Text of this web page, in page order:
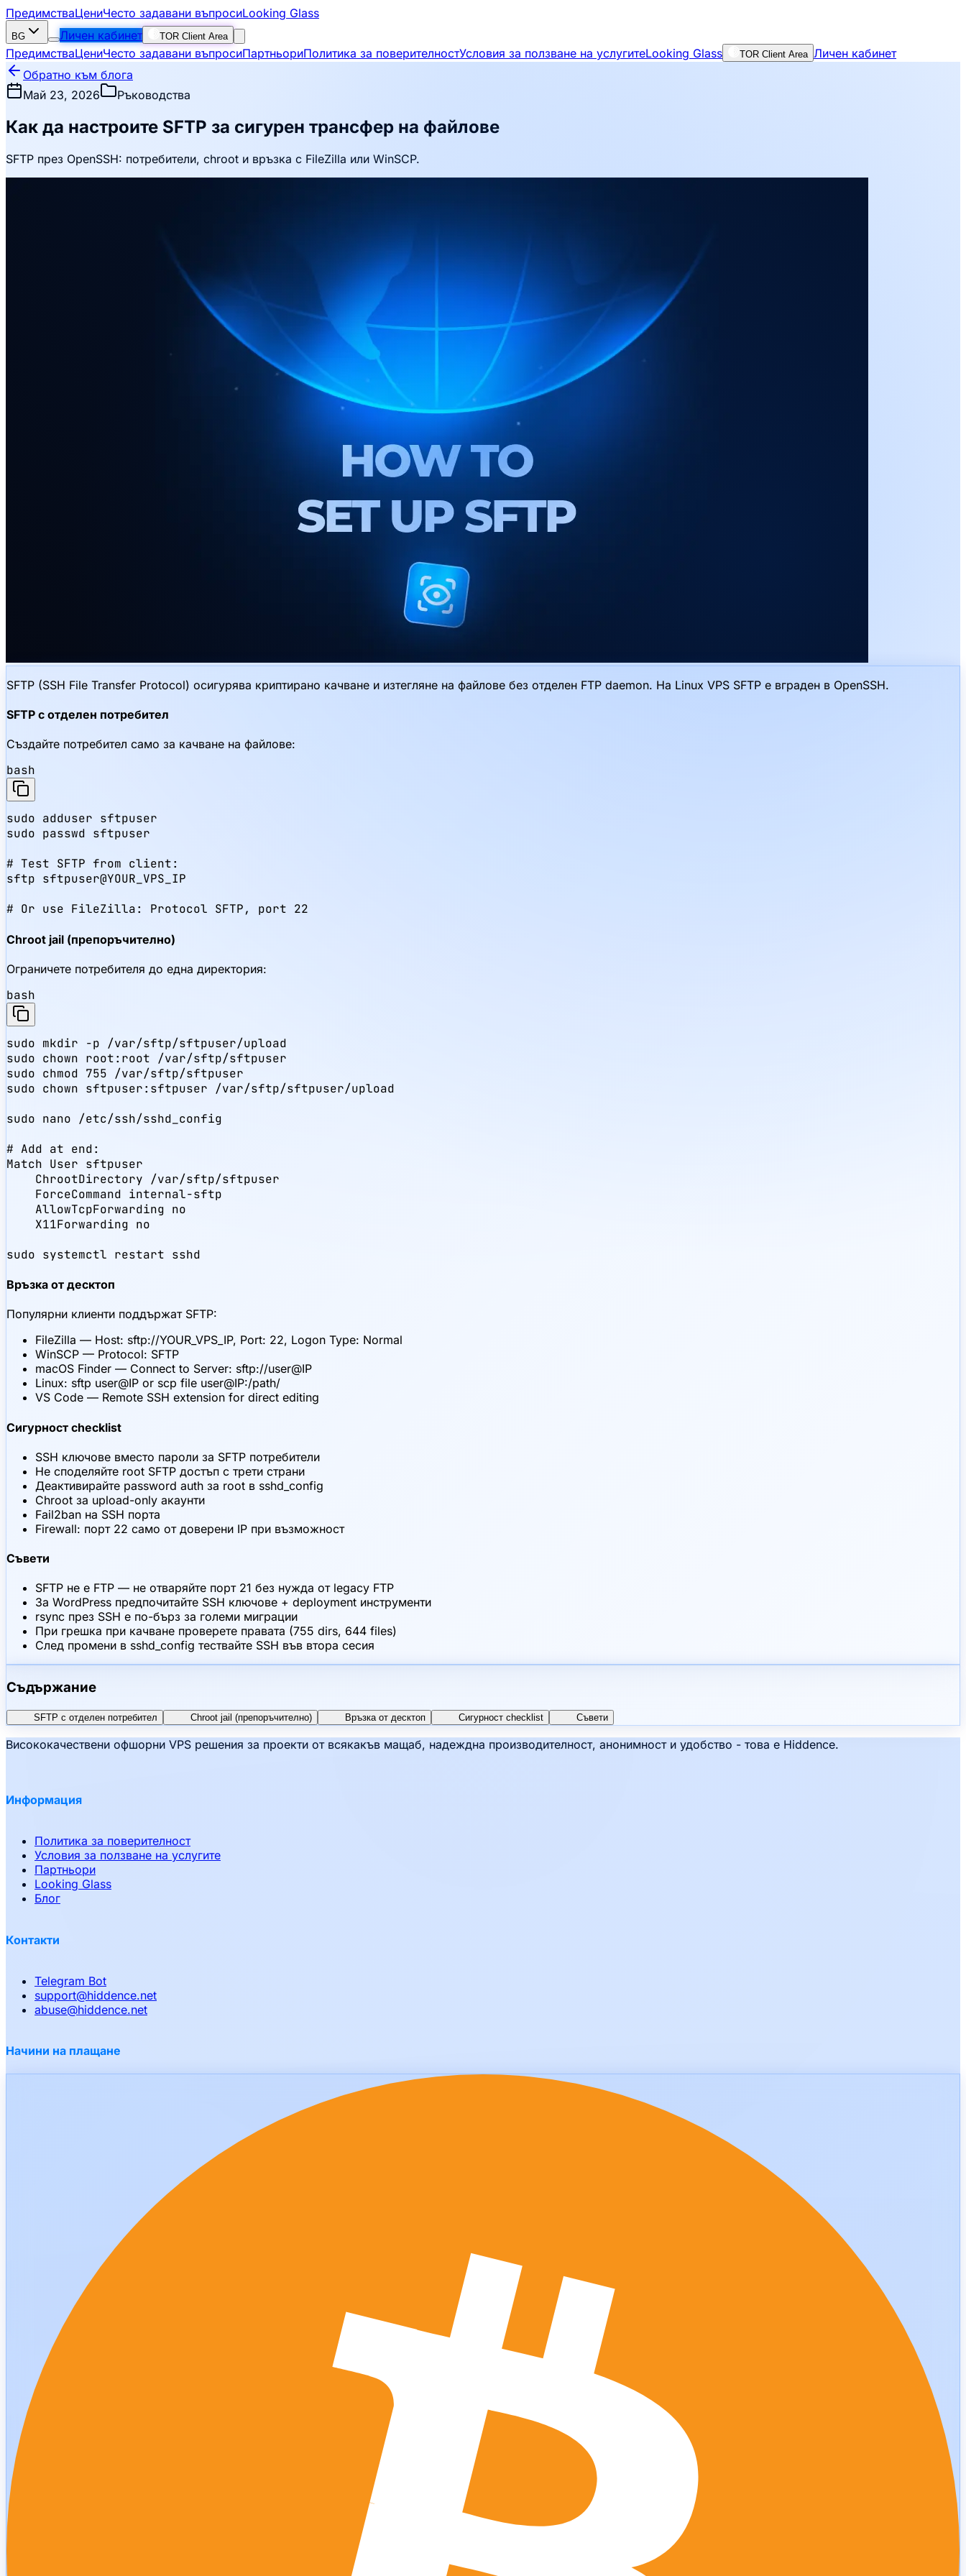
ПредимстваЦениЧесто задавани въпросиLooking Glass
BG Личен кабинет TOR Client Area
ПредимстваЦениЧесто задавани въпросиПартньориПолитика за поверителностУсловия за ползване на услугитеLooking Glass TOR Client Area Личен кабинет
Обратно към блога
Май 23, 2026
Ръководства
Как да настроите SFTP за сигурен трансфер на файлове
SFTP през OpenSSH: потребители, chroot и връзка с FileZilla или WinSCP.
SFTP (SSH File Transfer Protocol) осигурява криптирано качване и изтегляне на файлове без отделен FTP daemon. На Linux VPS SFTP е вграден в OpenSSH.
SFTP с отделен потребител
Създайте потребител само за качване на файлове:
bash
sudo adduser sftpuser
sudo passwd sftpuser
# Test SFTP from client:
sftp sftpuser@YOUR_VPS_IP
# Or use FileZilla: Protocol SFTP, port 22
Chroot jail (препоръчително)
Ограничете потребителя до една директория:
bash
sudo mkdir -p /var/sftp/sftpuser/upload
sudo chown root:root /var/sftp/sftpuser
sudo chmod 755 /var/sftp/sftpuser
sudo chown sftpuser:sftpuser /var/sftp/sftpuser/upload
sudo nano /etc/ssh/sshd_config
# Add at end:
Match User sftpuser
    ChrootDirectory /var/sftp/sftpuser
    ForceCommand internal-sftp
    AllowTcpForwarding no
    X11Forwarding no
sudo systemctl restart sshd
Връзка от десктоп
Популярни клиенти поддържат SFTP:
FileZilla — Host: sftp://YOUR_VPS_IP, Port: 22, Logon Type: Normal
WinSCP — Protocol: SFTP
macOS Finder — Connect to Server: sftp://user@IP
Linux: sftp user@IP or scp file user@IP:/path/
VS Code — Remote SSH extension for direct editing
Сигурност checklist
SSH ключове вместо пароли за SFTP потребители
Не споделяйте root SFTP достъп с трети страни
Деактивирайте password auth за root в sshd_config
Chroot за upload-only акаунти
Fail2ban на SSH порта
Firewall: порт 22 само от доверени IP при възможност
Съвети
SFTP не е FTP — не отваряйте порт 21 без нужда от legacy FTP
За WordPress предпочитайте SSH ключове + deployment инструменти
rsync през SSH е по-бърз за големи миграции
При грешка при качване проверете правата (755 dirs, 644 files)
След промени в sshd_config тествайте SSH във втора сесия
Съдържание
SFTP с отделен потребител Chroot jail (препоръчително) Връзка от десктоп Сигурност checklist Съвети
Висококачествени офшорни VPS решения за проекти от всякакъв мащаб, надеждна производителност, анонимност и удобство - това е Hiddence.
Информация
Политика за поверителност
Условия за ползване на услугите
Партньори
Looking Glass
Блог
Контакти
Telegram Bot
support@hiddence.net
abuse@hiddence.net
Начини на плащане